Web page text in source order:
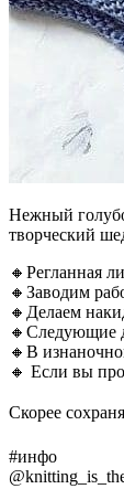
Нежный
творческий
🔸Регланная
🔸Заводим
🔸Делаем
🔸Следующие
🔸В
🔸 Если вы
Скорее
#инфо